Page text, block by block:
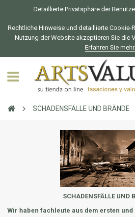
Detaillierte Privatsphäre der
Rechtliche Hinweise und detaillierte Cookie-
Nutzung der Website akzeptieren Sie die
Erfahren Sie mehr.
SCHADENSFÄLLE UND BRÄNDE
SCHADENSFÄLLE UND
Wir haben fachleute aus dem ersten